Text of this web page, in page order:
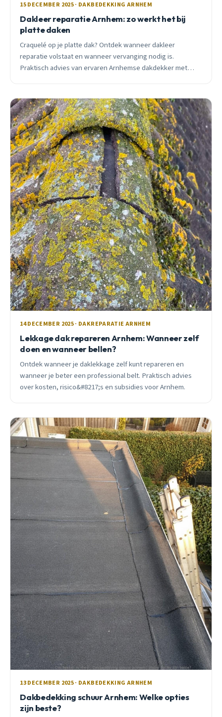
15 DECEMBER 2025 · DAKBEDEKKING ARNHEM
Dakleer reparatie Arnhem: zo werkt het bij
platte daken
Craquelé op je platte dak? Ontdek wanneer dakleer
reparatie volstaat en wanneer vervanging nodig is.
Praktisch advies van ervaren Arnhemse dakdekker met
14 DECEMBER 2025 · DAKREPARATIE ARNHEM
Lekkage dak repareren Arnhem: Wanneer zelf
doen en wanneer bellen?
Ontdek wanneer je daklekkage zelf kunt repareren en
wanneer je beter een professional belt. Praktisch advies
over kosten, risico&#8217;s en subsidies voor Arnhem.
13 DECEMBER 2025 · DAKBEDEKKING ARNHEM
Dakbedekking schuur Arnhem: Welke opties
zijn beste?